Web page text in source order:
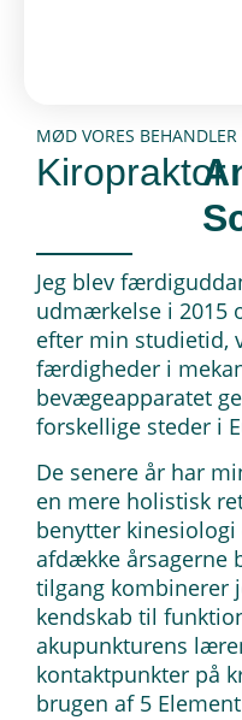
MØD VORES BEHANDLER
Kiropraktor
Jeg blev
udmærkelse i 2015
efter min studietid,
færdigheder i
bevægeapparatet
forskellige steder i
De senere år har
en mere holistisk
benytter
afdække årsagerne
tilgang kombinerer
kendskab til
akupunkturens
kontaktpunkter på
brugen af 5